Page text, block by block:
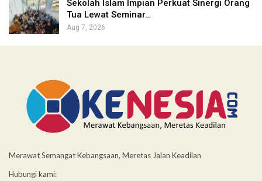
Sekolah Islam Impian Perkuat Sinergi Orang
Tua Lewat Seminar…
Aug 7, 2026
Merawat Semangat Kebangsaan, Meretas Jalan Keadilan
Hubungi kami: